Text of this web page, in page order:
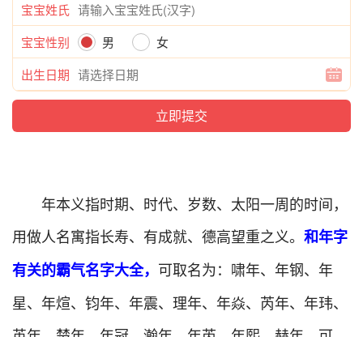
宝宝姓氏
宝宝性别
男
女
出生日期
年本义指时期、时代、岁数、太阳一周的时间，
用做人名寓指长寿、有成就、德高望重之义。 和年字
有关的霸气名字大全， 可取名为：啸年、年钢、年
星、年煊、钧年、年震、理年、年焱、芮年、年玮、